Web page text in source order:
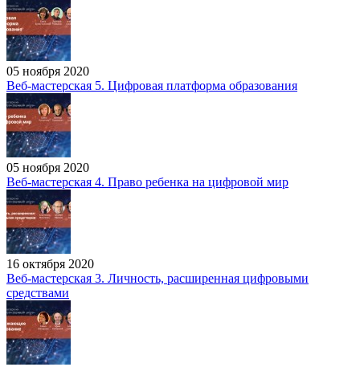
05 ноября 2020
Веб-мастерская 5. Цифровая платформа образования
05 ноября 2020
Веб-мастерская 4. Право ребенка на цифровой мир
16 октября 2020
Веб-мастерская 3. Личность, расширенная цифровыми
средствами